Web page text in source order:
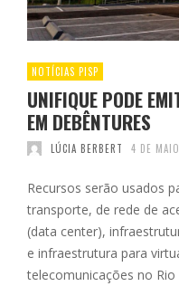
NOTÍCIAS PISP
UNIFIQUE PODE
EM DEBÊNTURES
LÚCIA BERBERT 4 DE
Recursos serão usados
transporte, de rede de
(data center),
e infraestrutura para
telecomunicações no Rio